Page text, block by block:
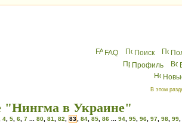
FAQ Поиск
Профиль
В этом
"Нингма в Украине"
4 5 6 7 80 81 82 83 84 85 86 94 95 96 97 98 99